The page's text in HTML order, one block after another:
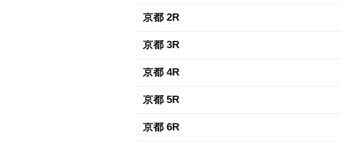
京都 2R
京都 3R
京都 4R
京都 5R
京都 6R